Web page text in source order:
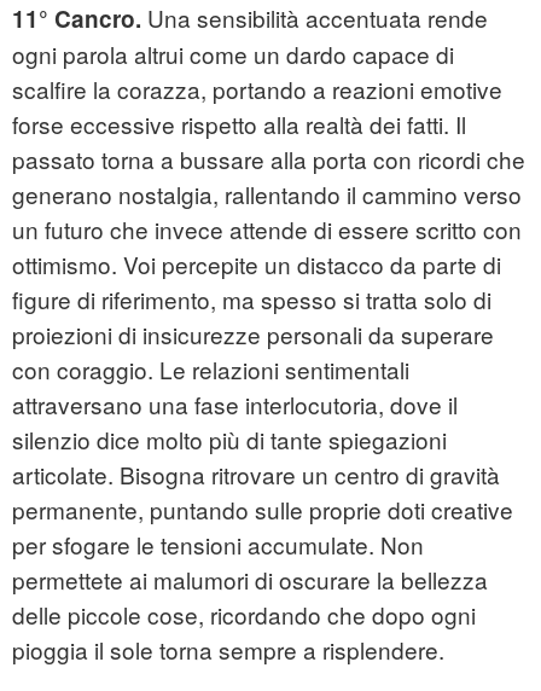
11° Cancro. Una sensibilità accentuata rende
ogni parola altrui come un dardo capace di
scalfire la corazza, portando a reazioni emotive
forse eccessive rispetto alla realtà dei fatti. Il
passato torna a bussare alla porta con ricordi che
generano nostalgia, rallentando il cammino verso
un futuro che invece attende di essere scritto con
ottimismo. Voi percepite un distacco da parte di
figure di riferimento, ma spesso si tratta solo di
proiezioni di insicurezze personali da superare
con coraggio. Le relazioni sentimentali
attraversano una fase interlocutoria, dove il
silenzio dice molto più di tante spiegazioni
articolate. Bisogna ritrovare un centro di gravità
permanente, puntando sulle proprie doti creative
per sfogare le tensioni accumulate. Non
permettete ai malumori di oscurare la bellezza
delle piccole cose, ricordando che dopo ogni
pioggia il sole torna sempre a risplendere.